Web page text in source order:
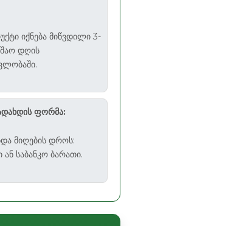
იქნება მიწვდილი 3-
დღის
ფორმა:
მიღების დროს:
ან საბანკო ბარათი.